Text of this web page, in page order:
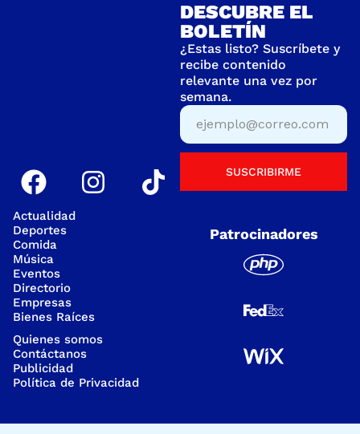
Actualidad
Deportes
Comida
Música
Eventos
Directorio
Empresas
Bienes Raíces
Quienes somos
Contáctanos
Publicidad
Política de Privacidad
DESCUBRE EL
BOLETÍN
¿Estas listo? Suscríbete y
recibe contenido
relevante una vez por
semana.
SUSCRIBIRME
Patrocinadores